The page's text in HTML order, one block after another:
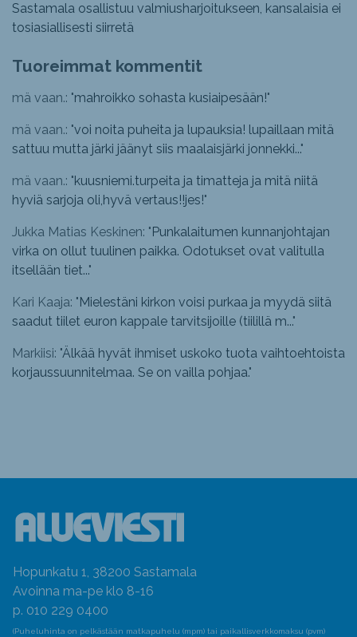
Sastamala osallistuu valmiusharjoitukseen, kansalaisia ei
tosiasiallisesti siirretä
Tuoreimmat kommentit
mä vaan.: "mahroikko sohasta kusiaipesään!"
mä vaan.: "voi noita puheita ja lupauksia! lupaillaan mitä
sattuu mutta järki jäänyt siis maalaisjärki jonnekki..."
mä vaan.: "kuusniemi.turpeita ja timatteja ja mitä niitä
hyviä sarjoja oli,hyvä vertaus!!jes!"
Jukka Matias Keskinen: " Punkalaitumen kunnanjohtajan
virka on ollut tuulinen paikka. Odotukset ovat valitulla
itsellään tiet..."
Kari Kaaja: " Mielestäni kirkon voisi purkaa ja myydä siitä
saadut tiilet euron kappale tarvitsijoille (tiilillä m..."
Markiisi: "Älkää hyvät ihmiset uskoko tuota vaihtoehtoista
korjaussuunnitelmaa. Se on vailla pohjaa."
Hopunkatu 1, 38200 Sastamala
Avoinna ma-pe klo 8-16
p. 010 229 0400
(Puheluhinta on pelkästään matkapuhelu (mpm) tai paikallisverkkomaksu (pvm)